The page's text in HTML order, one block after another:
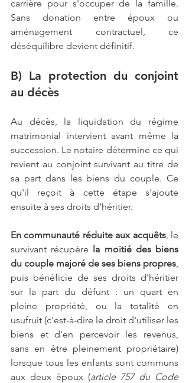
carrière pour s'occuper de la famille.
Sans donation entre époux ou
aménagement contractuel, ce
déséquilibre devient définitif.
B) La protection du conjoint
au décès
Au décès, la liquidation du régime
matrimonial intervient avant même la
succession. Le notaire détermine ce qui
revient au conjoint survivant au titre de
sa part dans les biens du couple. Ce
qu'il reçoit à cette étape s'ajoute
ensuite à ses droits d'héritier.
En communauté réduite aux acquêts, le
survivant récupère la moitié des biens
du couple majoré de ses biens propres
puis bénéficie de ses droits d'héritier
sur la part du défunt : un quart en
pleine propriété, ou la totalité en
usufruit (c'est-à-dire le droit d'utiliser les
biens et d'en percevoir les revenus,
sans en être pleinement propriétaire)
lorsque tous les enfants sont communs
aux deux époux (article 757 du Code